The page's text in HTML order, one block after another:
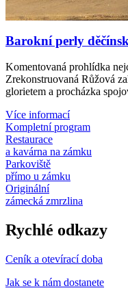
Barokní perly
Komentovaná prohlídka
Zrekonstruovaná Růžová
glorietem a procházka
Více informací
Kompletní program
Restaurace
a kavárna na zámku
Parkoviště
přímo u zámku
Originální
zámecká zmrzlina
Rychlé odkazy
Ceník a otevírací doba
Jak se k nám dostanete